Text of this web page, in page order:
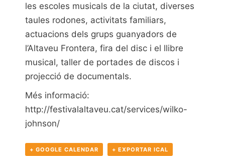
les escoles musicals de la ciutat, diverses
taules rodones, activitats familiars,
actuacions dels grups guanyadors de
l’Altaveu Frontera, fira del disc i el llibre
musical, taller de portades de discos i
projecció de documentals.
Més informació:
http://festivalaltaveu.cat/services/wilko-
johnson/
+ GOOGLE CALENDAR + EXPORTAR ICAL